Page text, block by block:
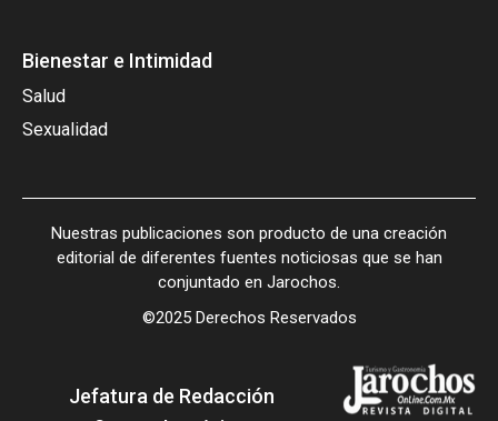
Bienestar e Intimidad
Salud
Sexualidad
Nuestras publicaciones son producto de una creación
editorial de diferentes fuentes noticiosas que se han
conjuntado en Jarochos.
©2025 Derechos Reservados
Jefatura de Redacción